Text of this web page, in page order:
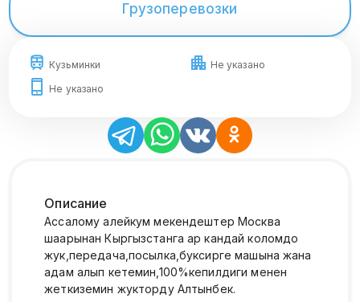
Грузоперевозки
Кузьминки
Не указано
Не указано
Описание
Ассалому алейкум мекендештер Москва
шаарынан Кыргызстанга ар кандай коломдо
жук,передача,посылка,буксирге машына жана
адам алып кетемин,100%кепилдиги менен
жеткиземин жукторду Алтынбек.